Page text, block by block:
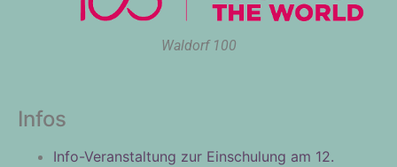
Waldorf 100
Infos
Info-Veranstaltung zur Einschulung am 12.